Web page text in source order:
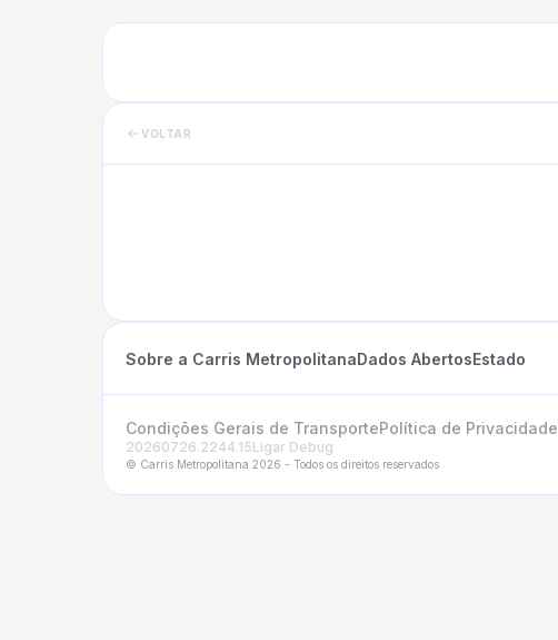
VOLTAR
Sobre a Carris MetropolitanaDados AbertosEstado
Condições Gerais de TransportePolítica de Privacidade
20260726.2244.15Ligar Debug
© Carris Metropolitana 2026 - Todos os direitos reservados